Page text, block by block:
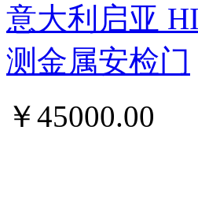
意大利启亚
测金属安检门
￥45000.00